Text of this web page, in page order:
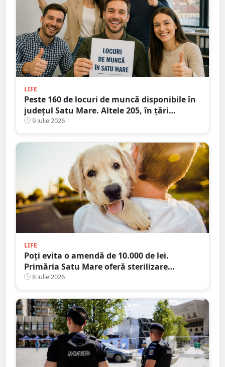
LIFE
Peste 160 de locuri de muncă disponibile în
județul Satu Mare. Altele 205, în țări
europene
9 iulie 2026
LIFE
Poți evita o amendă de 10.000 de lei.
Primăria Satu Mare oferă sterilizare
gratuită pentru câini
8 iulie 2026